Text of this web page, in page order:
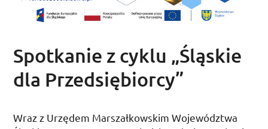
Spotkanie z cyklu „Śląskie
dla Przedsiębiorcy”
Wraz z Urzędem Marszałkowskim Województwa